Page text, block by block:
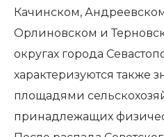
Качинском,
Орлиновском и
округах города
характеризуются также
площадями
принадлежащих